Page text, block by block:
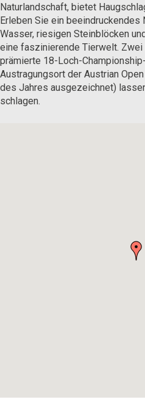
Naturlandschaft, bietet
Erleben Sie ein
Wasser, riesigen Steinblöcken
eine faszinierende Tierwelt. Zwei
prämierte 18-Loch-
Austragungsort der Austrian
des Jahres ausgezeichnet)
schlagen.